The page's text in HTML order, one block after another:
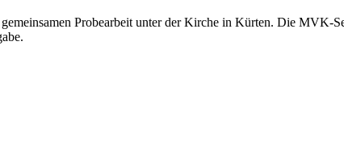
Probearbeit unter der Kirche in Kürten. Die MVK-